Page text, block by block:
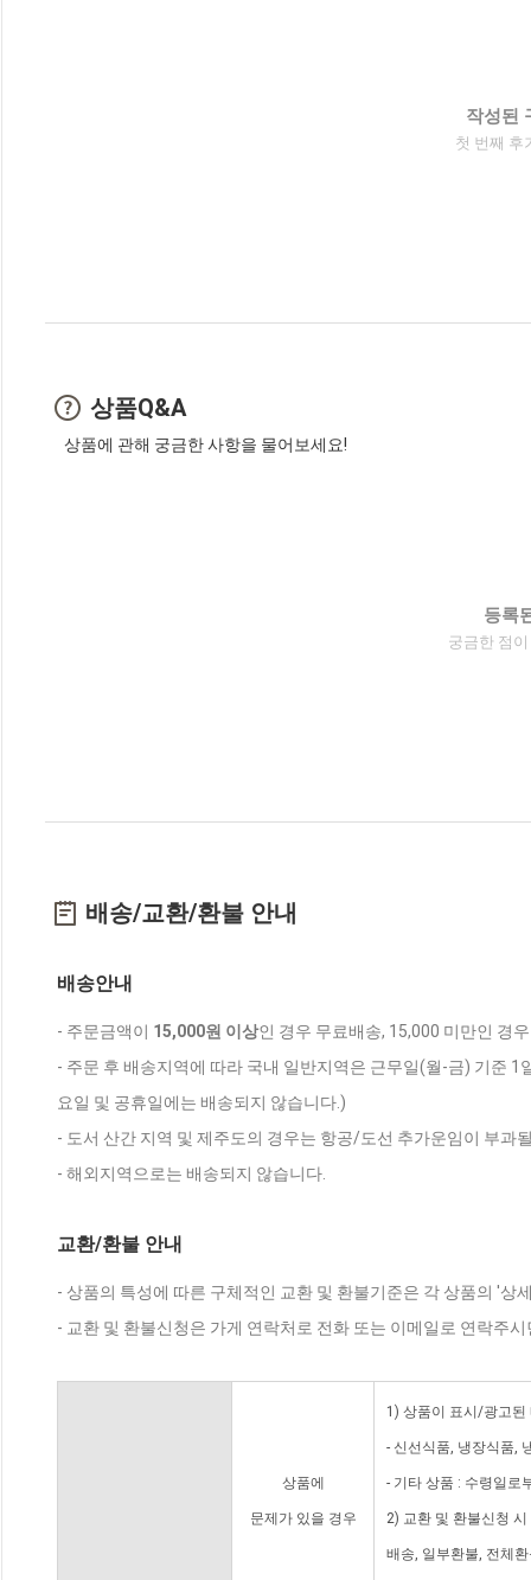
작성된
첫 번째 후
상품Q&A
상품에 관해 궁금한 사항을 물어보세요!
등록
궁금한 점
배송/교환/환불 안내
배송안내
- 주문금액이 15,000원 이상인 경우 무료배송, 15,000 미만인 경
- 주문 후 배송지역에 따라 국내 일반지역은 근무일(월-금) 기준
요일 및 공휴일에는 배송되지 않습니다.)
- 도서 산간 지역 및 제주도의 경우는 항공/도선 추가운임이 부과
- 해외지역으로는 배송되지 않습니다.
교환/환불 안내
- 상품의 특성에 따른 구체적인 교환 및 환불기준은 각 상품의 '상
- 교환 및 환불신청은 가게 연락처로 전화 또는 이메일로 연락주
상품에
문제가 있을 경우
1) 상품이 표시/광고된
- 신선식품, 냉장식품,
- 기타 상품 : 수령일로
2) 교환 및 환불신청
배송, 일부환불, 전체